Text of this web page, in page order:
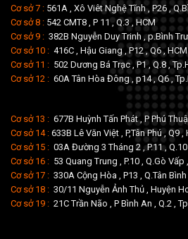
Cơ sở 7 : 561A , Xô Viêt Nghệ Tĩnh , P26 ,
Cơ sở 8 : 542 CMT8 , P 11 , Q.3 , HCM
Cơ sở 9 : 382B Nguyễn Duy Trinh , p.Bình
Cơ sở 10 : 416C , Hậu Giang , P12 , Q6 , HCM
Cơ sở 11 : 502 Dương Bá Trạc , P1 , Q.8 ,
Cơ sở 12 : 60A Tân Hòa Đông , p14 , Q6 ,
Cơ sở 13 : 677B Huỳnh Tấn Phát , P Phú
Cơ sở 14 : 633B Lê Văn Việt , P,Tân Phú , Q9 ,
Cơ sở 15 : 03A Đường 3 Tháng 2 , P.11 ,
Cơ sở 16 : 53 Quang Trung , P.10 , Q.Gò Vấp
Cơ sở 17 : 330A Cộng Hòa , P13 , Q.Tân Bình
Cơ sở 18 : 30/11 Nguyễn Ảnh Thủ , Huyện
Cơ sở 19 : 21C Trần Não , P Bình An , Q.2 ,